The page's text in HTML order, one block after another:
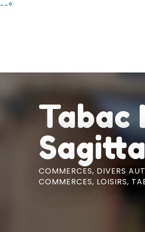
Aller
--°
Tabac
COMMERCES, DIVERS
COMMERCES, LOISIRS,